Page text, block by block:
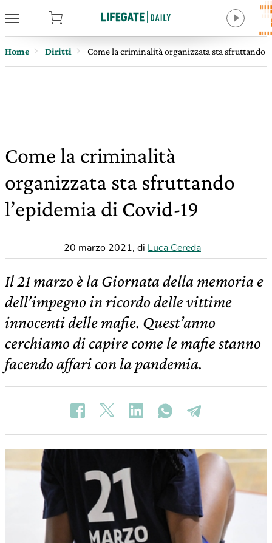
Home Diritti Come la criminalità organizzata sta sfruttando
Come la criminalità
organizzata sta sfruttando
l’epidemia di Covid-19
20 marzo 2021, di Luca Cereda
Il 21 marzo è la Giornata della memoria e
dell’impegno in ricordo delle vittime
innocenti delle mafie. Quest’anno
cerchiamo di capire come le mafie stanno
facendo affari con la pandemia.